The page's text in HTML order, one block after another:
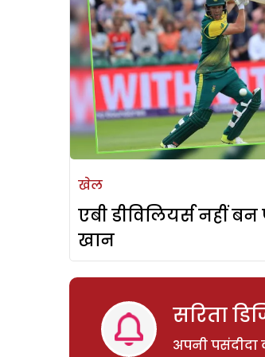
खेल
एबी डीविलियर्स नहीं
खान
सरिता
अपनी पसंदीदा